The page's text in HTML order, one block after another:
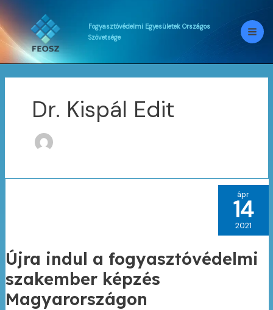
Skip
to
content
Fogyasztóvédelmi Egyesületek Országos
Szövetsége
Dr. Kispál Edit
Újra indul a fogyasztóvédelmi
szakember képzés
Magyarországon
ápr
14
2021